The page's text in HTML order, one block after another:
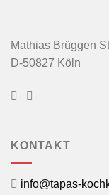
Mathias Brüggen
D-50827 Köln
KONTAKT
info@tapas-